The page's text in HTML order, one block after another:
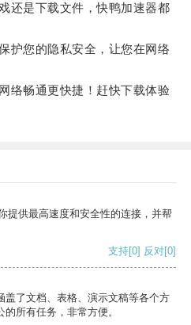
是下载文件，快鸭加速器都
您的隐私安全，让您在网络
畅通更快捷！赶快下载体验
提供最高速度和安全性的连接，并帮
支持[0] 反对[0]
盖了文档、表格、演示文稿等各个方
所有任务，非常方便。